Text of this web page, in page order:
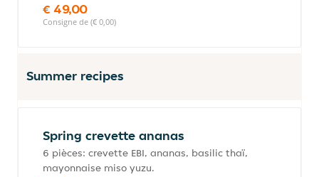
€ 49,00
Consigne de (€ 0,00)
Summer recipes
Spring crevette ananas
6 pièces: crevette EBI, ananas, basilic thaï,
mayonnaise miso yuzu.